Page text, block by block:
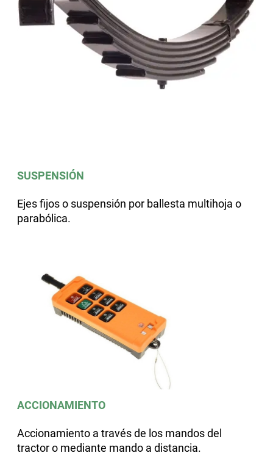
SUSPENSIÓN
Ejes fijos o suspensión por ballesta multihoja o
parabólica.
ACCIONAMIENTO
Accionamiento a través de los mandos del
tractor o mediante mando a distancia.